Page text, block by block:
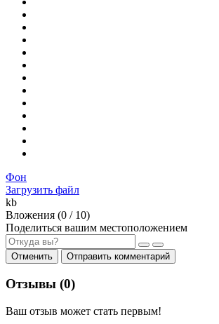
Фон
Загрузить файл
kb
Вложения (0 / 10)
Поделиться вашим местоположением
Отменить Отправить комментарий
Отзывы (0)
Ваш отзыв может стать первым!